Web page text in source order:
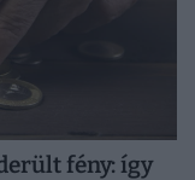
fény: így